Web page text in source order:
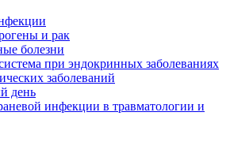
и рак
болезни
при эндокринных заболеваниях
заболеваний
день
инфекции в травматологии и